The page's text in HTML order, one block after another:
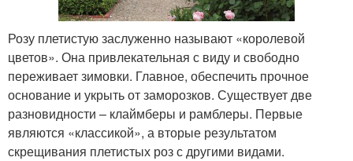
Розу плетистую заслуженно называют «королевой
цветов». Она привлекательная с виду и свободно
переживает зимовки. Главное, обеспечить прочное
основание и укрыть от заморозков. Существует две
разновидности – клаймберы и рамблеры. Первые
являются «классикой», а вторые результатом
скрещивания плетистых роз с другими видами.